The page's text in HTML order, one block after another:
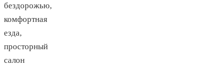
бездорожью,
комфортная
езда,
просторный
салон